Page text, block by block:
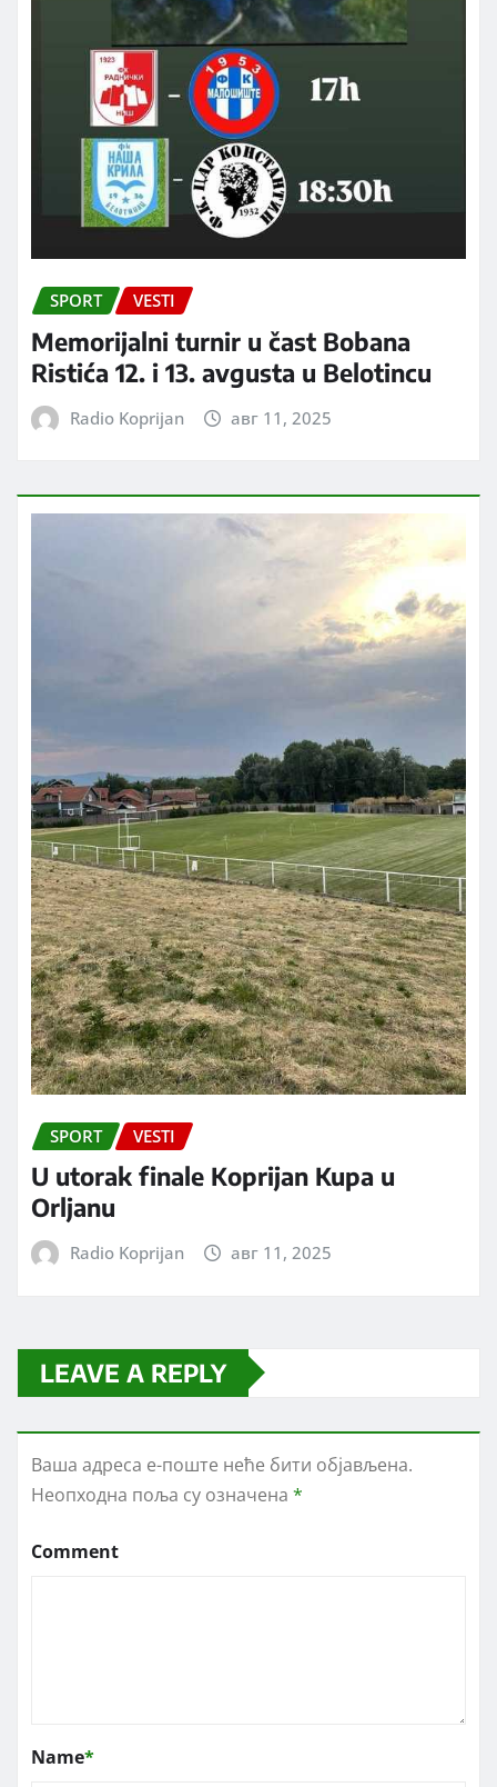
SPORT VESTI
Memorijalni turnir u čast Bobana
Ristića 12. i 13. avgusta u Belotincu
Radio Koprijan авг 11, 2025
SPORT VESTI
U utorak finale Koprijan Kupa u
Orljanu
Radio Koprijan авг 11, 2025
LEAVE A REPLY
Ваша адреса е-поште неће бити објављена.
Неопходна поља су означена *
Comment
Name*